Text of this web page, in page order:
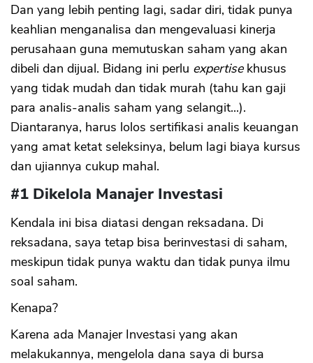
Dan yang lebih penting lagi, sadar diri, tidak punya
keahlian menganalisa dan mengevaluasi kinerja
perusahaan guna memutuskan saham yang akan
dibeli dan dijual. Bidang ini perlu expertisekhusus
yang tidak mudah dan tidak murah (tahu kan gaji
para analis-analis saham yang selangit...).
Diantaranya, harus lolos sertifikasi analis keuangan
yang amat ketat seleksinya, belum lagi biaya kursus
dan ujiannya cukup mahal.
#1 Dikelola Manajer Investasi
Kendala ini bisa diatasi dengan reksadana. Di
reksadana, saya tetap bisa berinvestasi di saham,
meskipun tidak punya waktu dan tidak punya ilmu
soal saham.
Kenapa?
Karena ada Manajer Investasi yang akan
melakukannya, mengelola dana saya di bursa